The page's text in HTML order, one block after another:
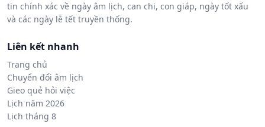
tin chính xác về ngày âm lịch, can chi, con giáp, ngày tốt xấu
và các ngày lễ tết truyền thống.
Liên kết nhanh
Trang chủ
Chuyển đổi âm lịch
Gieo quẻ hỏi việc
Lịch năm 2026
Lịch tháng 8